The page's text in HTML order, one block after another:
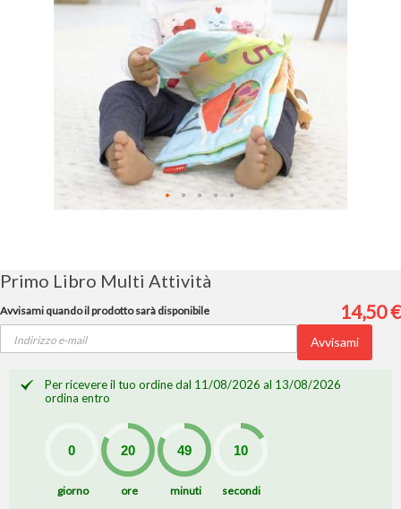
galleria
di
immagini
Primo Libro Multi Attività
14,50 €
Avvisami quando il prodotto sarà disponibile
Avvisami
Per ricevere il tuo ordine dal 11/08/2026 al 13/08/2026
ordina entro
giorno ore minuti secondi